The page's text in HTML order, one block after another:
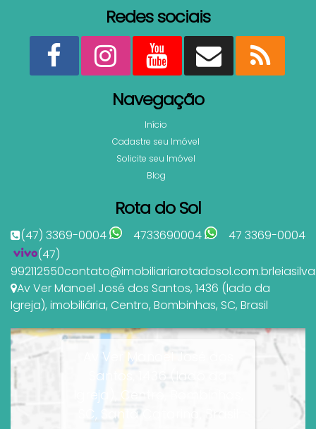
Redes sociais
Navegação
Início
Cadastre seu Imóvel
Solicite seu Imóvel
Blog
Rota do Sol
(47) 3369-0004 4733690004
47 3369-0004
(47)
992112550contato@imobiliariarotadosol.com.br
Av Ver Manoel José dos Santos, 1436 (lado da
Igreja), imobiliária, Centro, Bombinhas, SC, Brasil
Av Ver Manoel José dos
Santos, 1436 (lado da
Igreja), Centro, Bombinhas,
SC, Santa Catarina, Brasil